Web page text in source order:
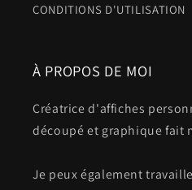
CONDITIONS D'UTILISATION
À PROPOS DE MOI
Créatrice d'affiches
découpé et graphique fait
Je peux également